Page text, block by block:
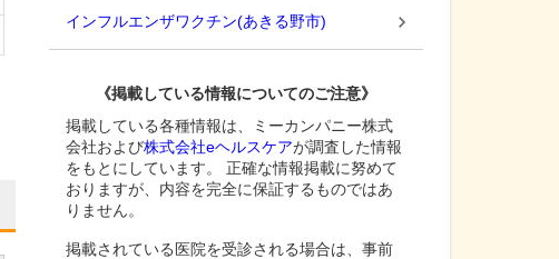
インフルエンザワクチン(あきる野市)
《掲載している情報についてのご注意》
掲載している各種情報は、ミーカンパニー株式
会社および株式会社eヘルスケアが調査した情報
をもとにしています。 正確な情報掲載に努めて
おりますが、内容を完全に保証するものではあ
りません。
掲載されている医院を受診される場合は、事前